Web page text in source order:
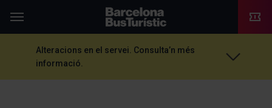
TMB-OCI
Alteracions en el servei. Consulta’n més
informació.